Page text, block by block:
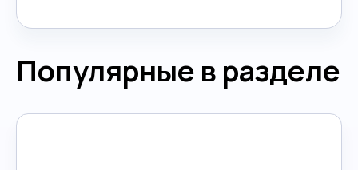
Популярные в разделе